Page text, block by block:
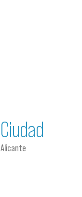
Ciudad
Alicante